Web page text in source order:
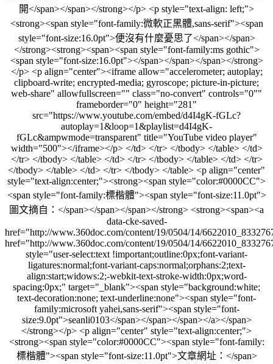
開</span></span></strong></p> <p style="text-align: left;">
<strong><span style="font-family:微軟正黑體,sans-serif"><span
style="font-size:16.0pt">便沒有什麼憂思了</span></span>
</strong><strong><span><span style="font-family:ms gothic">
<span style="font-size:16.0pt">​</span></span></span></strong>
</p> <p align="center"><iframe allow="accelerometer; autoplay;
clipboard-write; encrypted-media; gyroscope; picture-in-picture;
web-share" allowfullscreen="" class="no-convert" controls="0""
frameborder="0" height="281"
src="https://www.youtube.com/embed/d4I4gK-fGLc?
autoplay=1&loop=1&playlist=d4I4gK-
fGLc&ampwmode=transparent" title="YouTube video player"
width="500"></iframe></p> </td> </tr> </tbody> </table> </td>
</tr> </tbody> </table> </td> </tr> </tbody> </table> </td> </tr>
</tbody> </table> </td> </tr> </tbody> </table> <p align="center"
style="text-align:center;"><strong><span style="color:#0000CC">
<span style="font-family:標楷體"><span style="font-size:11.0pt">
圖文摘自：</span></span></span></strong> <strong><span><a
data-cke-saved-
href="http://www.360doc.com/content/19/0504/14/
href="http://www.360doc.com/content/19/0504/14/
style="user-select:text !important;outline:0px;font-variant-
ligatures:normal;font-variant-caps:normal;orphans:2;text-
align:start;widows:2;-webkit-text-stroke-width:0px;word-
spacing:0px;" target="_blank"><span style="background:white;
text-decoration:none; text-underline:none"><span style="font-
family:microsoft yahei,sans-serif"><span style="font-
size:9.0pt">seanli0103</span></span></span></a></span>
</strong></p> <p align="center" style="text-align:center;">
<strong><span style="color:#0000CC"><span style="font-family:
標楷體"><span style="font-size:11.0pt">文章網址：</span>